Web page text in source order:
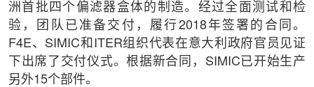
洲首批四个偏滤器盒体的制造。经过全面测试和检
验，团队已准备交付，履行2018年签署的合同。
F4E、SIMIC和ITER组织代表在意大利政府官员见证
下出席了交付仪式。根据新合同，SIMIC已开始生产
另外15个部件。